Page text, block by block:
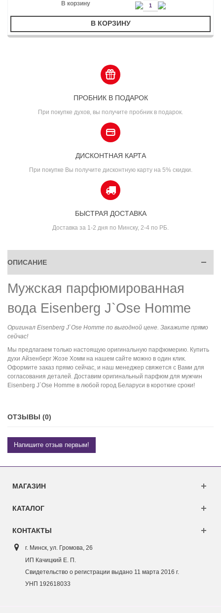
В КОРЗИНУ
ПРОБНИК В ПОДАРОК
При покупке духов, вы получите пробник в подарок.
ДИСКОНТНАЯ КАРТА
При покупке Вы получите дисконтную карту на 5% скидки.
БЫСТРАЯ ДОСТАВКА
Доставка за 1-2 дня по Минску, 2-4 по РБ.
ОПИСАНИЕ
Мужская парфюмированная
вода Eisenberg J`Ose Homme
Оригинал Eisenberg J`Ose Homme по выгодной цене. Закажите прямо
сейчас!
Мы предлагаем только настоящую оригинальную парфюмерию. Купить
духи Айзенберг Жозе Хомм на нашем сайте можно в один клик.
Оформите заказ прямо сейчас, и наш менеджер свяжется с Вами для
согласования деталей. Доставим оригинальный парфюм для мужчин
Eisenberg J`Ose Homme в любой город Беларуси в короткие сроки!
ОТЗЫВЫ (0)
Напишите отзыв первым!
МАГАЗИН
КАТАЛОГ
КОНТАКТЫ
г. Минск, ул. Громова, 26
ИП Качицкий Е. П.
Свидетельство о регистрации выдано 11 марта 2016 г.
УНП 192618033